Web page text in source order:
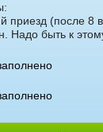
приезд (после 8
Надо быть к